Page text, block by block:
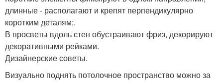
длинные - располагают и крепят перпендикулярно
коротким деталям;.
В просветы вдоль стен обустраивают фриз, декорируют
декоративными рейками.
Дизайнерские советы.
Визуально поднять потолочное пространство можно за